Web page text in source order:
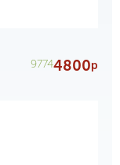
97744800р